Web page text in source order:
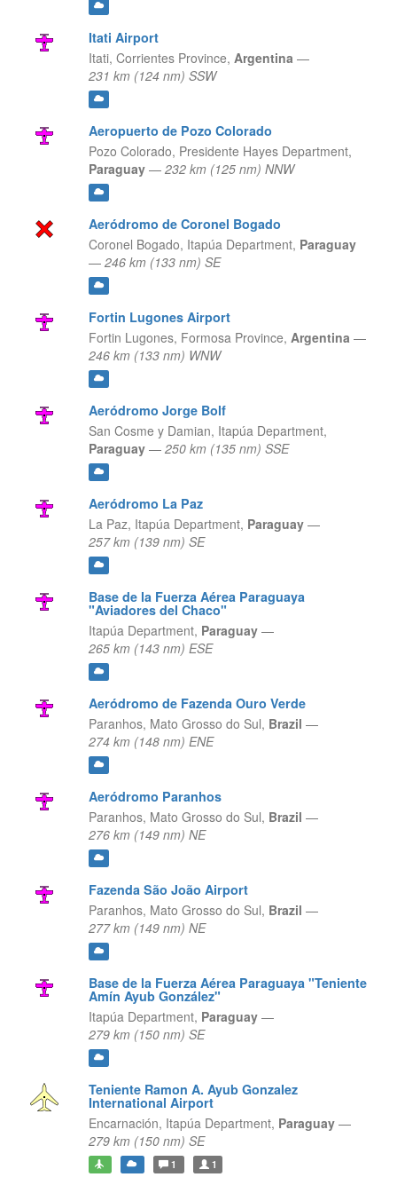
Itati Airport
Itati, Corrientes Province, Argentina —
231 km (124 nm) SSW
Aeropuerto de Pozo Colorado
Pozo Colorado, Presidente Hayes Department,
Paraguay — 232 km (125 nm) NNW
Aeródromo de Coronel Bogado
Coronel Bogado, Itapúa Department, Paraguay
— 246 km (133 nm) SE
Fortin Lugones Airport
Fortin Lugones, Formosa Province, Argentina —
246 km (133 nm) WNW
Aeródromo Jorge Bolf
San Cosme y Damian, Itapúa Department,
Paraguay — 250 km (135 nm) SSE
Aeródromo La Paz
La Paz, Itapúa Department, Paraguay —
257 km (139 nm) SE
Base de la Fuerza Aérea Paraguaya
"Aviadores del Chaco"
Itapúa Department, Paraguay —
265 km (143 nm) ESE
Aeródromo de Fazenda Ouro Verde
Paranhos, Mato Grosso do Sul, Brazil —
274 km (148 nm) ENE
Aeródromo Paranhos
Paranhos, Mato Grosso do Sul, Brazil —
276 km (149 nm) NE
Fazenda São João Airport
Paranhos, Mato Grosso do Sul, Brazil —
277 km (149 nm) NE
Base de la Fuerza Aérea Paraguaya "Teniente
Amín Ayub González"
Itapúa Department, Paraguay —
279 km (150 nm) SE
Teniente Ramon A. Ayub Gonzalez
International Airport
Encarnación, Itapúa Department, Paraguay —
279 km (150 nm) SE
1 1